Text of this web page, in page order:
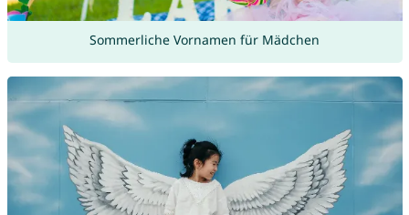
Sommerliche Vornamen für Mädchen